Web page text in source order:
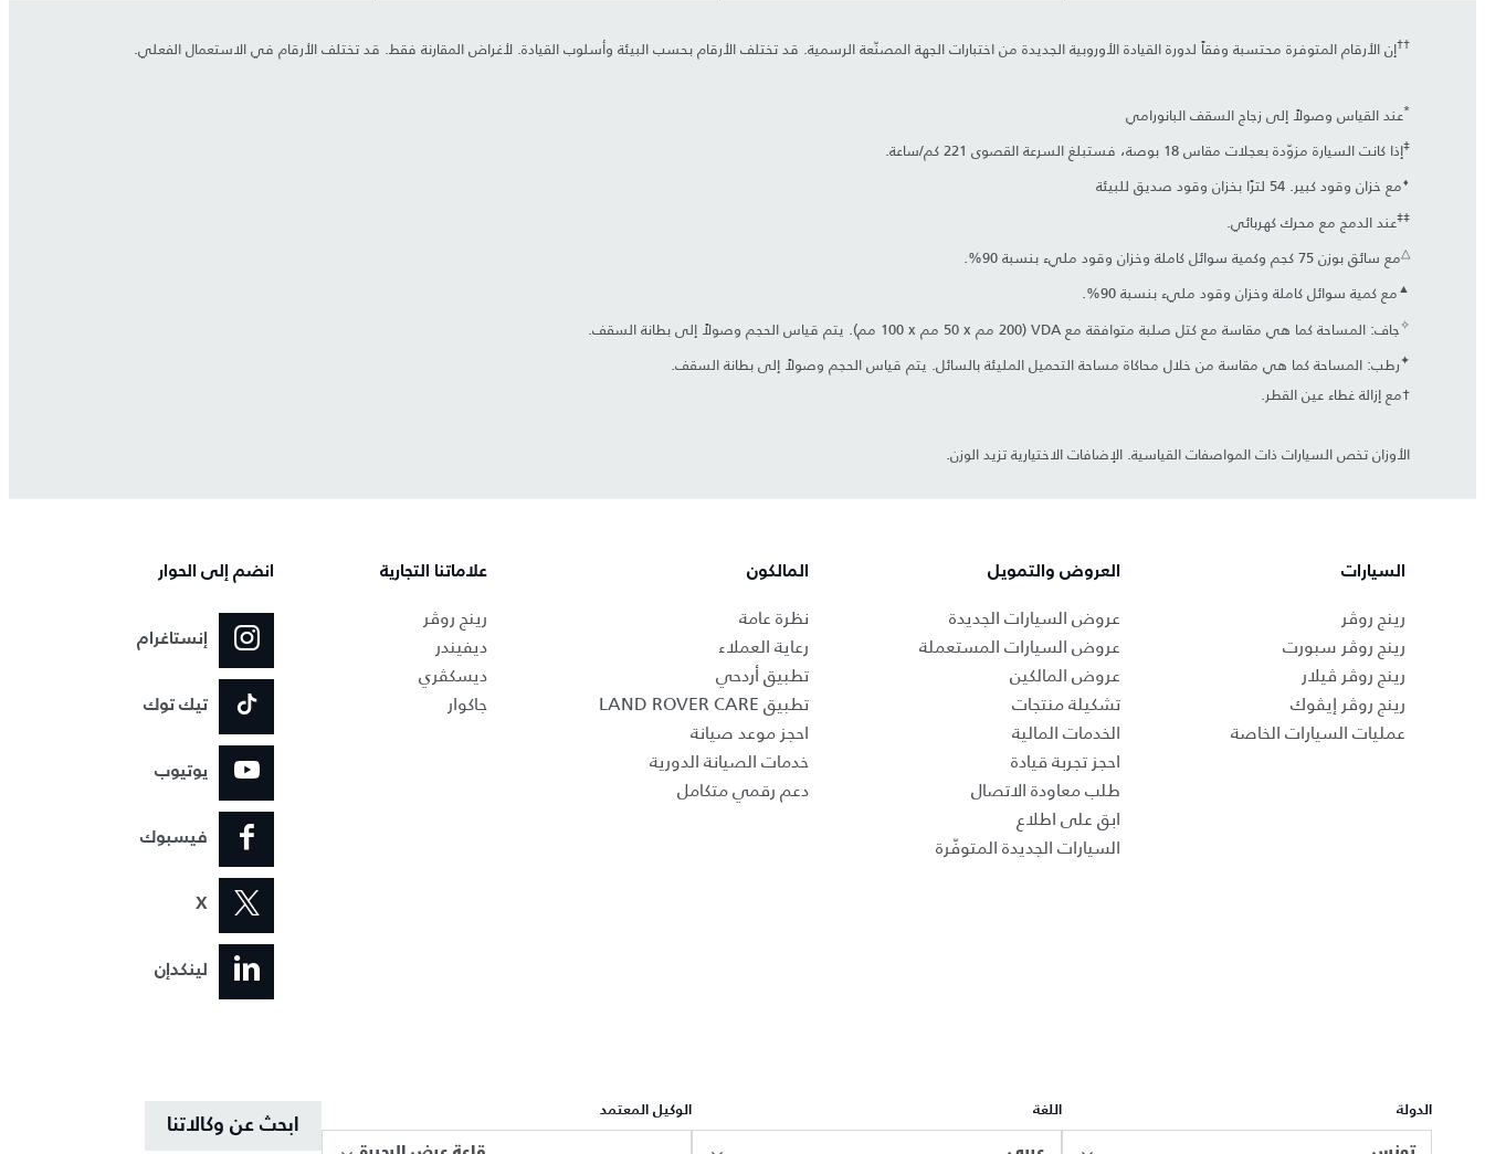
††إن الأرقام المتوفرة محتسبة وفقاً لدورة القيادة الأوروبية الجديدة من اختبارات الجهة المصنّعة الرسمية. قد تختلف الأرقام بحسب البيئة وأسلوب القيادة. لأغراض المقارنة فقط. قد تختلف الأرقام في الاستعمال الفعلي.
*عند القياس وصولاً إلى زجاج السقف البانورامي
‡إذا كانت السيارة مزوّدة بعجلات مقاس 18 بوصة، فستبلغ السرعة القصوى 221 كم/ساعة.
⬧مع خزان وقود كبير. 54 لترًا بخزان وقود صديق للبيئة
‡‡عند الدمج مع محرك كهربائي.
△مع سائق بوزن 75 كجم وكمية سوائل كاملة وخزان وقود مليء بنسبة 90%.
▲مع كمية سوائل كاملة وخزان وقود مليء بنسبة 90%.
✧جاف: المساحة كما هي مقاسة مع كتل صلبة متوافقة مع VDA (‏200 مم x ‏50 مم x ‏100 مم). يتم قياس الحجم وصولاً إلى بطانة السقف.
✦رطب: المساحة كما هي مقاسة من خلال محاكاة مساحة التحميل المليئة بالسائل. يتم قياس الحجم وصولاً إلى بطانة السقف.
†مع إزالة غطاء عين القطر.
الأوزان تخص السيارات ذات المواصفات القياسية. الإضافات الاختيارية تزيد الوزن.
السيارات
رينج روڤر
رينج روڤر سبورت
رينج روڤر ڤيلار
رينج روڤر إيڤوك
عمليات السيارات الخاصة
العروض والتمويل
عروض السيارات الجديدة
عروض السيارات المستعملة
عروض المالكين
تشكيلة منتجات
الخدمات المالية
احجز تجربة قيادة
طلب معاودة الاتصال
ابق على اطلاع
السيارات الجديدة المتوفّرة
المالكون
نظرة عامة
رعاية العملاء
تطبيق أردحي
تطبيق LAND ROVER CARE
احجز موعد صيانة
خدمات الصيانة الدورية
دعم رقمي متكامل
علاماتنا التجارية
رينج روڤر
ديفيندر
ديسكڤري
جاكوار
انضم إلى الحوار
إنستاغرام
تيك توك
يوتيوب
فيسبوك
X
لينكدإن
الدولة اللغة الوكيل المعتمد
ابحث عن وكالاتنا